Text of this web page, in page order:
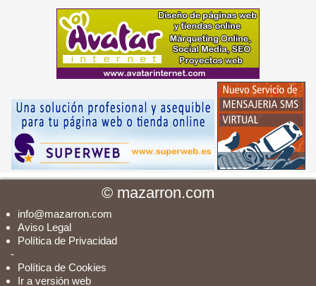
© mazarron.com
info@mazarron.com
Aviso Legal
Política de Privacidad
-
Política de Cookies
Ir a versión web